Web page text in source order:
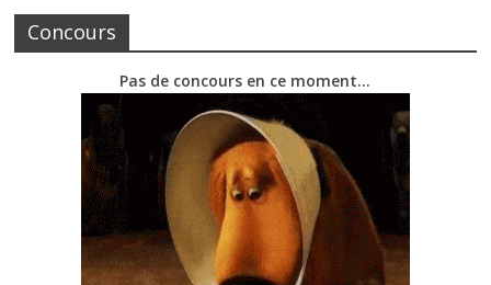
Concours
Pas de concours en ce moment…